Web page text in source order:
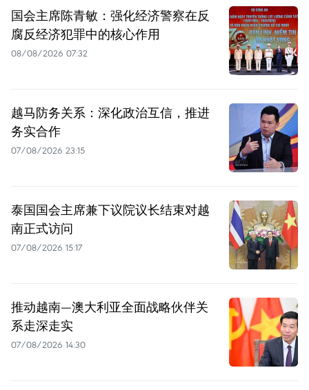
国会主席陈青敏：强化经济警察在反
腐反经济犯罪中的核心作用
08/08/2026 07:32
越马防务关系：深化政治互信，推进
务实合作
07/08/2026 23:15
泰国国会主席兼下议院议长结束对越
南正式访问
07/08/2026 15:17
推动越南—澳大利亚全面战略伙伴关
系走深走实
07/08/2026 14:30